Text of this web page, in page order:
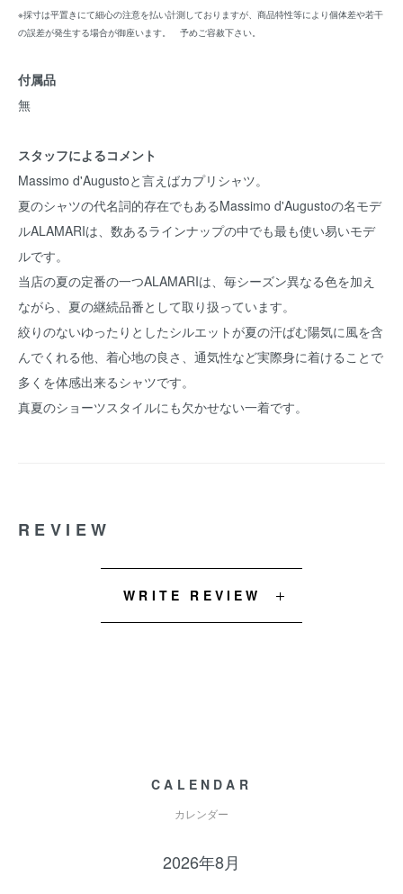
※採寸は平置きにて細心の注意を払い計測しておりますが、商品特性等により個体差や若干
の誤差が発生する場合が御座います。 予めご容赦下さい。
付属品
無
スタッフによるコメント
Massimo d'Augustoと言えばカプリシャツ。
夏のシャツの代名詞的存在でもあるMassimo d'Augustoの名モデ
ルALAMARIは、数あるラインナップの中でも最も使い易いモデ
ルです。
当店の夏の定番の一つALAMARIは、毎シーズン異なる色を加え
ながら、夏の継続品番として取り扱っています。
絞りのないゆったりとしたシルエットが夏の汗ばむ陽気に風を含
んでくれる他、着心地の良さ、通気性など実際身に着けることで
多くを体感出来るシャツです。
真夏のショーツスタイルにも欠かせない一着です。
REVIEW
WRITE REVIEW
CALENDAR
カレンダー
2026年8月